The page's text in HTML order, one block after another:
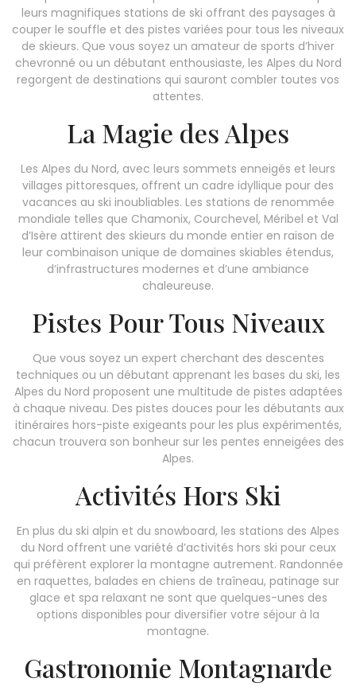
leurs magnifiques stations de ski offrant des paysages à
couper le souffle et des pistes variées pour tous les niveaux
de skieurs. Que vous soyez un amateur de sports d’hiver
chevronné ou un débutant enthousiaste, les Alpes du Nord
regorgent de destinations qui sauront combler toutes vos
attentes.
La Magie des Alpes
Les Alpes du Nord, avec leurs sommets enneigés et leurs
villages pittoresques, offrent un cadre idyllique pour des
vacances au ski inoubliables. Les stations de renommée
mondiale telles que Chamonix, Courchevel, Méribel et Val
d’Isère attirent des skieurs du monde entier en raison de
leur combinaison unique de domaines skiables étendus,
d’infrastructures modernes et d’une ambiance
chaleureuse.
Pistes Pour Tous Niveaux
Que vous soyez un expert cherchant des descentes
techniques ou un débutant apprenant les bases du ski, les
Alpes du Nord proposent une multitude de pistes adaptées
à chaque niveau. Des pistes douces pour les débutants aux
itinéraires hors-piste exigeants pour les plus expérimentés,
chacun trouvera son bonheur sur les pentes enneigées des
Alpes.
Activités Hors Ski
En plus du ski alpin et du snowboard, les stations des Alpes
du Nord offrent une variété d’activités hors ski pour ceux
qui préfèrent explorer la montagne autrement. Randonnée
en raquettes, balades en chiens de traîneau, patinage sur
glace et spa relaxant ne sont que quelques-unes des
options disponibles pour diversifier votre séjour à la
montagne.
Gastronomie Montagnarde